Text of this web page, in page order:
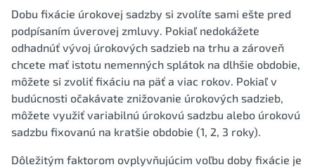
Dobu fixácie úrokovej sadzby si zvolíte sami ešte pred
podpísaním úverovej zmluvy. Pokiaľ nedokážete
odhadnúť vývoj úrokových sadzieb na trhu a zároveň
chcete mať istotu nemenných splátok na dlhšie obdobie,
môžete si zvoliť fixáciu na päť a viac rokov. Pokiaľ v
budúcnosti očakávate znižovanie úrokových sadzieb,
môžete využiť variabilnú úrokovú sadzbu alebo úrokovú
sadzbu fixovanú na kratšie obdobie (1, 2, 3 roky).
Dôležitým faktorom ovplyvňujúcim voľbu doby fixácie je